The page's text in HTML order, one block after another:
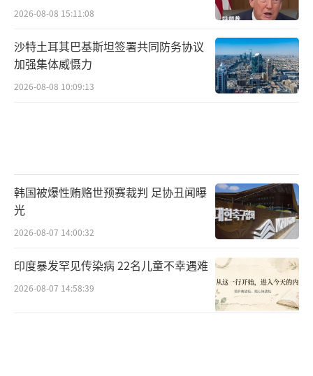
2026-08-08 15:11:08
沙特土耳其巴基斯坦签署共同防务协议
加强集体威慑力
2026-08-08 10:09:13
韩国被爆性贿赂世预赛裁判 足协丑闻曝
光
2026-08-07 14:00:32
印度暴发罕见传染病 22名儿童不幸遇难
2026-08-07 14:58:39